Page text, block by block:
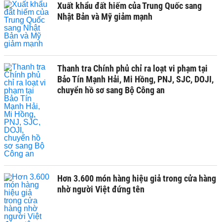
Xuất khẩu đất hiếm của Trung Quốc sang
Nhật Bản và Mỹ giảm mạnh
Thanh tra Chính phủ chỉ ra loạt vi phạm tại
Bảo Tín Mạnh Hải, Mi Hồng, PNJ, SJC, DOJI,
chuyển hồ sơ sang Bộ Công an
Hơn 3.600 món hàng hiệu giả trong cửa hàng
nhờ người Việt đứng tên